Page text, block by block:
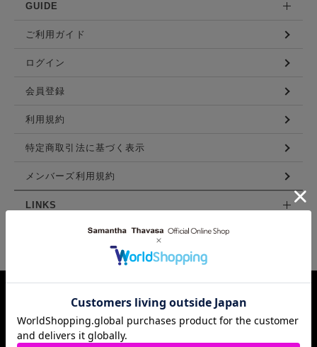
GUIDE
ご利用ガイド
ログイン
会員登録
利用規約
特定商取引法に基づく表示
メンバーズ利用規約
LINKS
Samantha Thavasa Group Info.